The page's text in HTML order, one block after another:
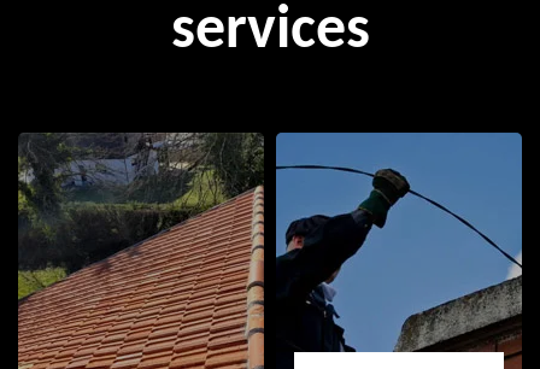
services